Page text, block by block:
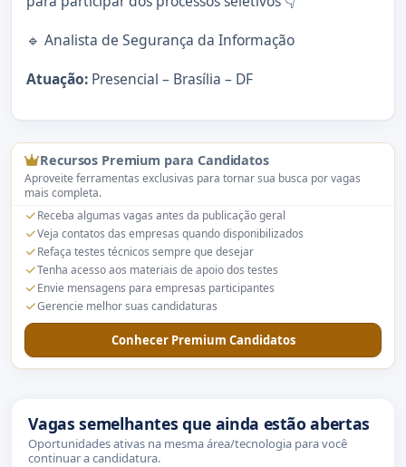
🔹 Analista de Segurança da Informação
Atuação: Presencial – Brasília – DF
Recursos Premium para Candidatos
Aproveite ferramentas exclusivas para tornar sua busca por vagas
mais completa.
Receba algumas vagas antes da publicação geral
Veja contatos das empresas quando disponibilizados
Refaça testes técnicos sempre que desejar
Tenha acesso aos materiais de apoio dos testes
Envie mensagens para empresas participantes
Gerencie melhor suas candidaturas
Conhecer Premium Candidatos
Vagas semelhantes que ainda estão abertas
Oportunidades ativas na mesma área/tecnologia para você
continuar a candidatura.